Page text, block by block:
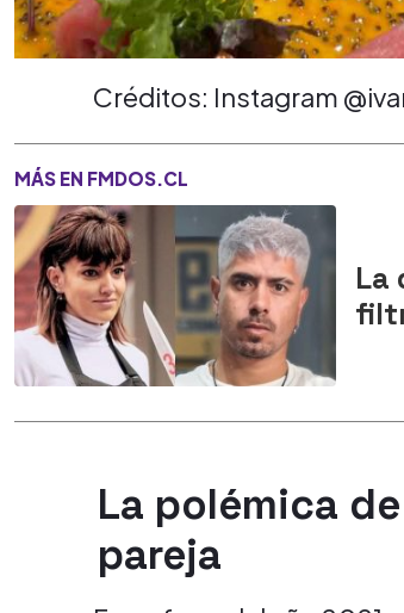
Créditos: Instagram
MÁS EN FMDOS.CL
La
La polémica
pareja